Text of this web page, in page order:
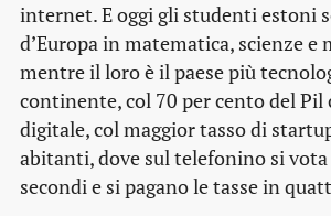
internet. E oggi gli studenti estoni
d’Europa in matematica, scienze e
mentre il loro è il paese più
continente, col 70 per cento del Pil
digitale, col maggior tasso di
abitanti, dove sul telefonino si
secondi e si pagano le tasse in